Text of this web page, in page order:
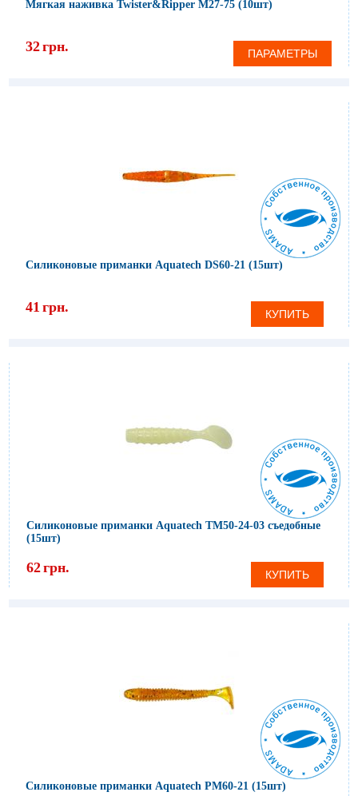
Мягкая наживка Twister&Ripper M27-75 (10шт)
32грн. ПАРАМЕТРЫ
Силиконовые приманки Aquatech DS60-21 (15шт)
41 грн. КУПИТЬ
Силиконовые приманки Aquatech ТМ50-24-03 съедобные
(15шт)
62грн. КУПИТЬ
Силиконовые приманки Aquatech PM60-21 (15шт)